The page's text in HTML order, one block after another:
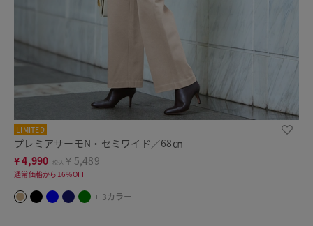
LIMITED
プレミアサーモN・セミワイド／68㎝
¥4,990 税込 ￥5,489
通常価格から16%OFF
+ 3カラー